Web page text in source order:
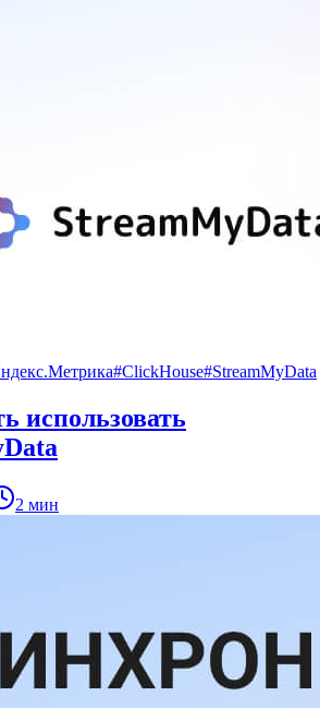
#ClickHouse#StreamMyData
использовать
2 мин